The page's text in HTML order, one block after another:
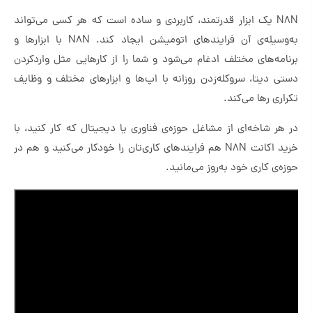
N8N یک ابزار قدرتمند، کاربردی و ساده است که هر کسی می‌تواند
به‌وسیله‌ی آن فرایندهای اتومیشن ایجاد کند. N8N با ابزارها و
برنامه‌های مختلف ادغام می‌شود و شما را از کارهایی مثل واردکردن
دستی دیتا، سروکله‌زدن روزانه با اپ‌ها و ابزارهای مختلف و وظایف
تکراری رها می‌کند.
در هر شاخه‌ای از مشاغل حوزه‌ی فناوری یا دیجیتال که کار کنید، با
خرید اکانت N8N هم فرایندهای کاری‌تان را خودکار می‌کنید و هم در
حوزه‌ی کاری خود به‌روز می‌مانید.